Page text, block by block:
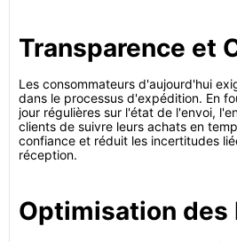
Transparence et
Les consommateurs d'aujourd'hui
dans le processus d'expédition. En
jour régulières sur l'état de l'envoi,
clients de suivre leurs achats en
confiance et réduit les incertitudes
réception.
Optimisation des